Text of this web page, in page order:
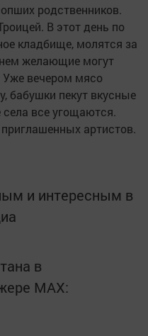
родственников.
В этот день по
кладбище, молятся за
желающие могут
Уже вечером мясо
бабушки пекут вкусные
села все угощаются.
артистов.
и интересным в
в
MАХ: